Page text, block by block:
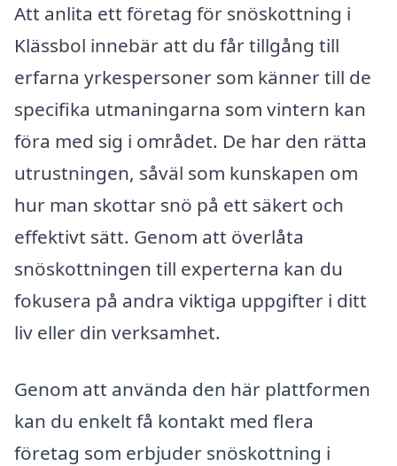
Att anlita ett företag för snöskottning i
Klässbol innebär att du får tillgång till
erfarna yrkespersoner som känner till de
specifika utmaningarna som vintern kan
föra med sig i området. De har den rätta
utrustningen, såväl som kunskapen om
hur man skottar snö på ett säkert och
effektivt sätt. Genom att överlåta
snöskottningen till experterna kan du
fokusera på andra viktiga uppgifter i ditt
liv eller din verksamhet.
Genom att använda den här plattformen
kan du enkelt få kontakt med flera
företag som erbjuder snöskottning i